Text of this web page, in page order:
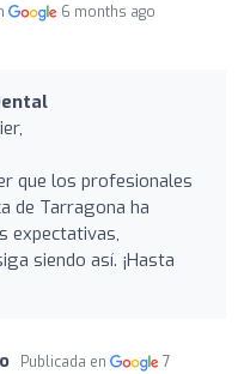
6 months ago
que los profesionales
de Tarragona ha
expectativas,
siendo así. ¡Hasta
Publicada en
7